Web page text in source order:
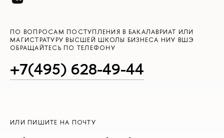
ПО ВОПРОСАМ ПОСТУПЛЕНИЯ В БАКАЛАВРИАТ ИЛИ
МАГИСТРАТУРУ ВЫСШЕЙ ШКОЛЫ БИЗНЕСА НИУ ВШЭ
ОБРАЩАЙТЕСЬ ПО ТЕЛЕФОНУ
+7(495) 628-49-44
ИЛИ ПИШИТЕ НА ПОЧТУ